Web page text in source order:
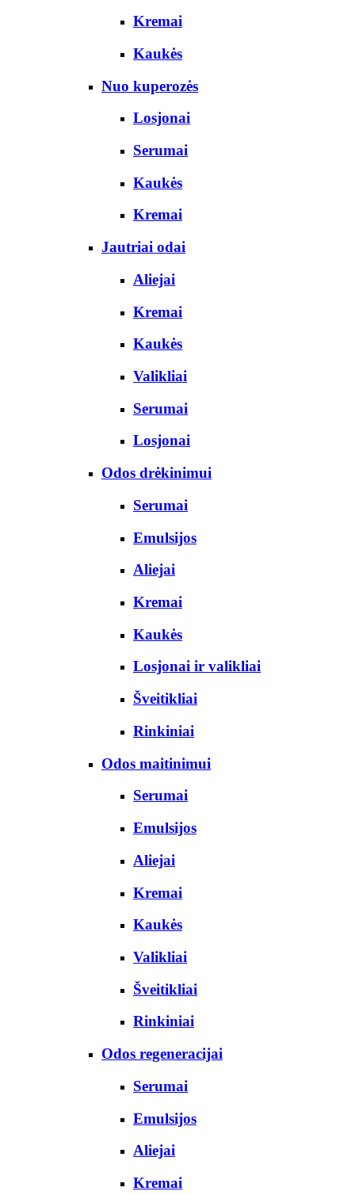
Kremai
Kaukės
Nuo kuperozės
Losjonai
Serumai
Kaukės
Kremai
Jautriai odai
Aliejai
Kremai
Kaukės
Valikliai
Serumai
Losjonai
Odos drėkinimui
Serumai
Emulsijos
Aliejai
Kremai
Kaukės
Losjonai ir valikliai
Šveitikliai
Rinkiniai
Odos maitinimui
Serumai
Emulsijos
Aliejai
Kremai
Kaukės
Valikliai
Šveitikliai
Rinkiniai
Odos regeneracijai
Serumai
Emulsijos
Aliejai
Kremai